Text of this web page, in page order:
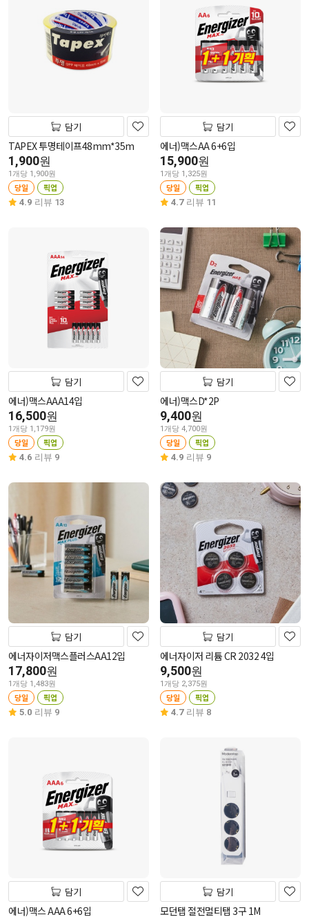
담기
TAPEX 투명테이프48mm*35m
1,900원
1개당 1,900원
당일 픽업
4.9 리뷰 13
담기
에너)맥스AA 6+6입
15,900원
1개당 1,325원
당일 픽업
4.7 리뷰 11
담기
에너)맥스AAA14입
16,500원
1개당 1,179원
당일 픽업
4.6 리뷰 9
담기
에너)맥스D*2P
9,400원
1개당 4,700원
당일 픽업
4.9 리뷰 9
담기
에너자이저맥스플러스AA12입
17,800원
1개당 1,483원
당일 픽업
5.0 리뷰 9
담기
에너자이저 리튬 CR 2032 4입
9,500원
1개당 2,375원
당일 픽업
4.7 리뷰 8
담기
에너)맥스 AAA 6+6입
담기
모던탭 절전멀티탭 3구 1M